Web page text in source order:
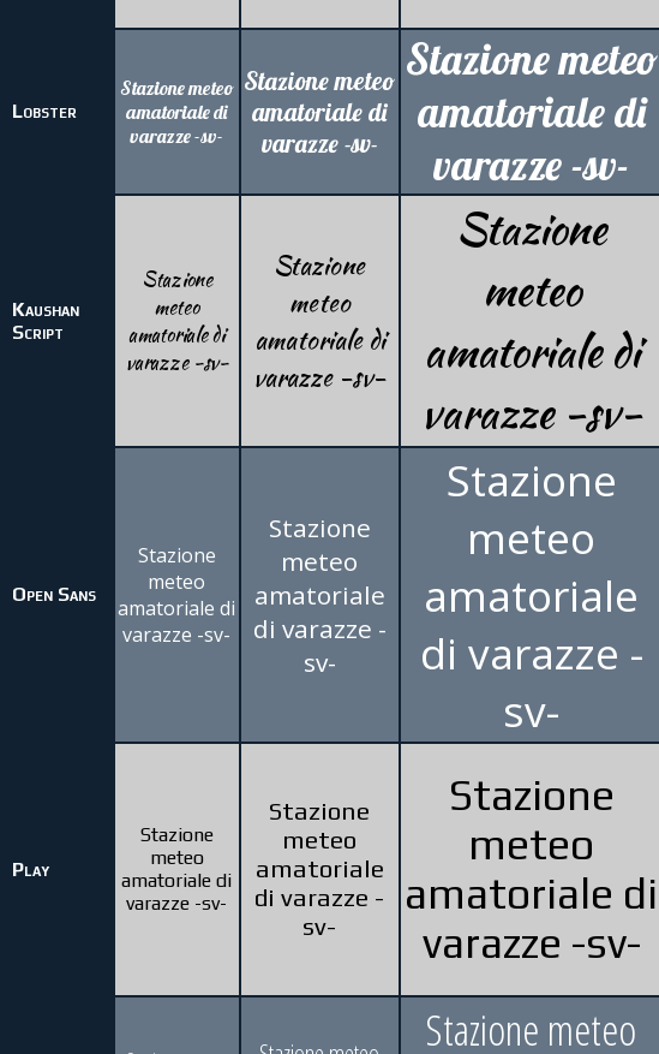
Lobster
Stazione meteo
amatoriale di
varazze -sv-
Stazione meteo
amatoriale di
varazze -sv-
Stazione meteo
amatoriale di
varazze -sv-
Kaushan
Script
Stazione
meteo
amatoriale di
varazze -sv-
Stazione
meteo
amatoriale di
varazze -sv-
Stazione
meteo
amatoriale di
varazze -sv-
Open Sans
Stazione
meteo
amatoriale di
varazze -sv-
Stazione
meteo
amatoriale
di varazze -
sv-
Stazione
meteo
amatoriale
di varazze -
sv-
Play
Stazione
meteo
amatoriale di
varazze -sv-
Stazione
meteo
amatoriale
di varazze -
sv-
Stazione
meteo
amatoriale di
varazze -sv-
Stazione meteo